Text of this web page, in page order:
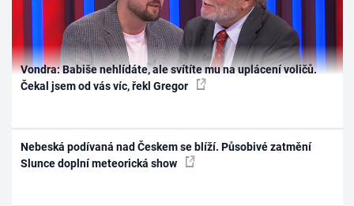
Vondra: Babiše nehlídáte, ale svítíte mu na uplácení voličů.
Čekal jsem od vás víc, řekl Gregor
Nebeská podívaná nad Českem se blíží. Působivé zatmění
Slunce doplní meteorická show